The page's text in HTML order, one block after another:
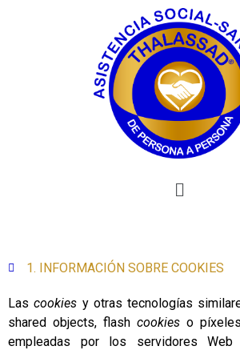
1. INFORMACIÓN SOBRE COOKIES
Lascookies y otras tecnologías
shared objects, flash cookies o
empleadas por los servidores Web